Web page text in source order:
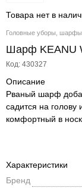
Головные уборы,
Шарф KEANU
Код: 430327
Товара нет в
Описание
Рваный шарф
садится на голову
комфортный в
Декоративные
акцентом и
дубленку-авиатор,
Характеристики
Бренд